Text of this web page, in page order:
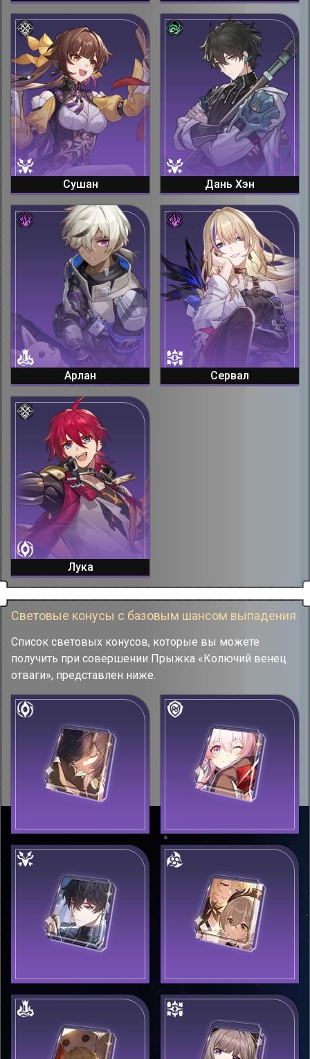
Сушан Дань Хэн
Арлан Сервал
Лука
Световые конусы с базовым шансом выпадения
Список световых конусов, которые вы можете
получить при совершении Прыжка «Колючий венец
отваги», представлен ниже.